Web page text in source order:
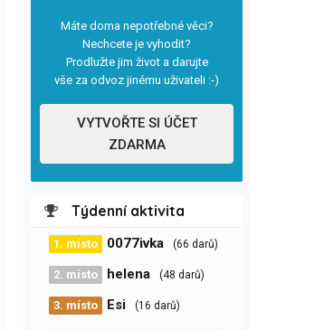
Máte doma nepotřebné věci?
Nechcete je vyhodit?
Prodlužte jim život a darujte
vše za odvoz jinému uživateli :-)
VYTVOŘTE SI ÚČET
ZDARMA
Týdenní aktivita
1. místo 0077ivka (66 darů)
2. místo helena (48 darů)
3. místo Esi (16 darů)